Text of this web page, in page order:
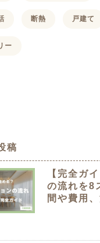
クラボ オリジナルキッ
断熱 戸建て
ー
稿
【完全ガ
の流れを8
間や費用